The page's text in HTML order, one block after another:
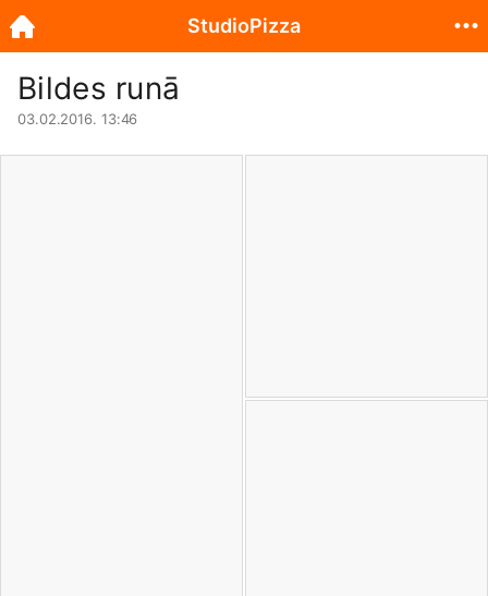
Bildes runā
03.02.2016. 13:46
StudioPizza